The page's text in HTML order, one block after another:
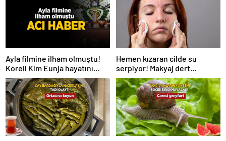
Ayla filmine ilham olmuştu!
Koreli Kim Eunja hayatını
kaybetti
Hemen kızaran cilde su
serpiyor! Makyaj dert
olmayacak, 2 ürün yetiyor